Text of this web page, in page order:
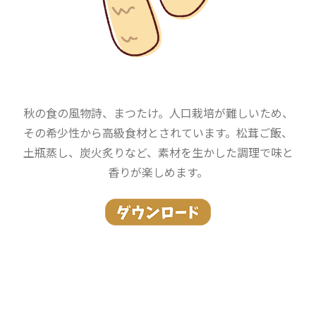
秋の食の風物詩、まつたけ。人口栽培が難しいため、
その希少性から高級食材とされています。松茸ご飯、
土瓶蒸し、炭火炙りなど、素材を生かした調理で味と
香りが楽しめます。